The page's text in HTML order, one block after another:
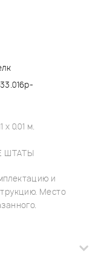
x 0.01 м.
ШТАТЫ
и
Место